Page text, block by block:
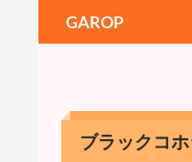
GAROP
ブラックコ